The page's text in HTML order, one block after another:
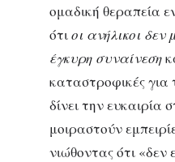
ομαδική θεραπεία
ότιοι ανήλικοι
έγκυρη συναίνεση
καταστροφικές
δίνει την ευκαιρία
μοιραστούν
νιώθοντας ότι «δεν